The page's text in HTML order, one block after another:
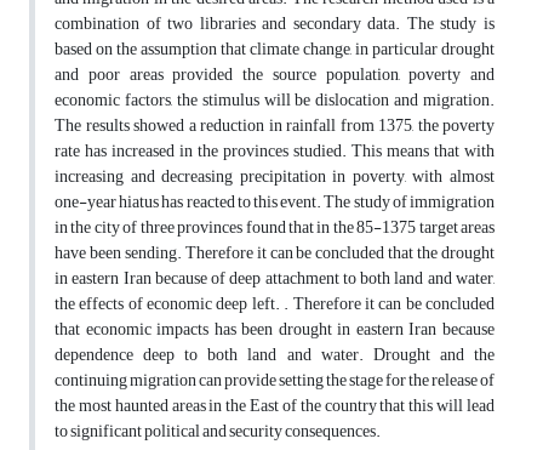
combination of two libraries and secondary data. The study is
based on the assumption that climate change, in particular drought
and poor areas provided the source population, poverty and
economic factors, the stimulus will be dislocation and migration.
The results showed a reduction in rainfall from 1375, the poverty
rate has increased in the provinces studied. This means that with
increasing and decreasing precipitation in poverty, with almost
one-year hiatus has reacted to this event. The study of immigration
in the city of three provinces found that in the 85-1375 target areas
have been sending. Therefore it can be concluded that the drought
in eastern Iran because of deep attachment to both land and water,
the effects of economic deep left. . Therefore it can be concluded
that economic impacts has been drought in eastern Iran because
dependence deep to both land and water. Drought and the
continuing migration can provide setting the stage for the release of
the most haunted areas in the East of the country that this will lead
to significant political and security consequences.